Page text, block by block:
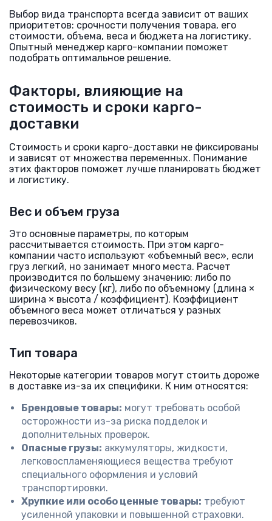
Выбор вида транспорта всегда зависит от ваших
приоритетов: срочности получения товара, его
стоимости, объема, веса и бюджета на логистику.
Опытный менеджер карго-компании поможет
подобрать оптимальное решение.
Факторы, влияющие на
стоимость и сроки карго-
доставки
Стоимость и сроки карго-доставки не фиксированы
и зависят от множества переменных. Понимание
этих факторов поможет лучше планировать бюджет
и логистику.
Вес и объем груза
Это основные параметры, по которым
рассчитывается стоимость. При этом карго-
компании часто используют «объемный вес», если
груз легкий, но занимает много места. Расчет
производится по большему значению: либо по
физическому весу (кг), либо по объемному (длина ×
ширина × высота / коэффициент). Коэффициент
объемного веса может отличаться у разных
перевозчиков.
Тип товара
Некоторые категории товаров могут стоить дороже
в доставке из-за их специфики. К ним относятся:
Брендовые товары: могут требовать особой
осторожности из-за риска подделок и
дополнительных проверок.
Опасные грузы: аккумуляторы, жидкости,
легковоспламеняющиеся вещества требуют
специального оформления и условий
транспортировки.
Хрупкие или особо ценные товары: требуют
усиленной упаковки и повышенной страховки.